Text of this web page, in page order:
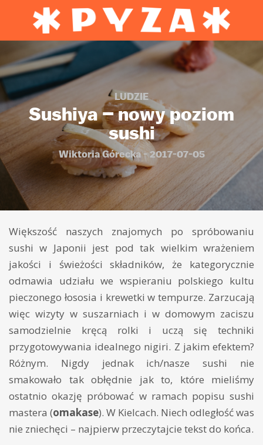
LUDZIE
Sushiya – nowy poziom
sushi
Wiktoria Górecka - 2017-07-05
Większość naszych znajomych po spróbowaniu
sushi w Japonii jest pod tak wielkim wrażeniem
jakości i świeżości składników, że kategorycznie
odmawia udziału we wspieraniu polskiego kultu
pieczonego łososia i krewetki w tempurze. Zarzucają
więc wizyty w suszarniach i w domowym zaciszu
samodzielnie kręcą rolki i uczą się techniki
przygotowywania idealnego nigiri. Z jakim efektem?
Różnym. Nigdy jednak ich/nasze sushi nie
smakowało tak obłędnie jak to, które mieliśmy
ostatnio okazję próbować w ramach popisu sushi
mastera (omakase). W Kielcach. Niech odległość was
nie zniechęci – najpierw przeczytajcie tekst do końca.